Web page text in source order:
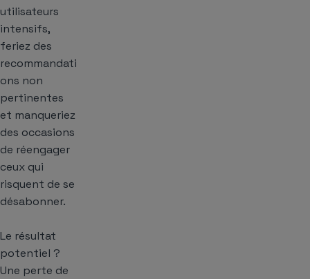
utilisateurs
intensifs,
feriez des
recommandati
ons non
pertinentes
et manqueriez
des occasions
de réengager
ceux qui
risquent de se
désabonner.
Le résultat
potentiel ?
Une perte de